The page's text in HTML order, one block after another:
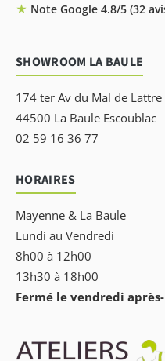
★ Note Google 4.8/5 (32
SHOWROOM LA BAULE
174 ter Av du Mal de Lattre
44500 La Baule Escoublac
02 59 16 36 77
HORAIRES
Mayenne & La Baule
Lundi au Vendredi
8h00 à 12h00
13h30 à 18h00
Fermé le vendredi